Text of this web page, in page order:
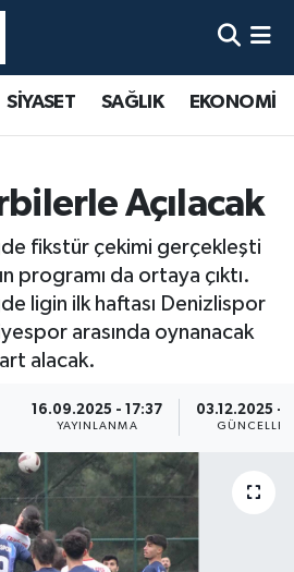
SİYASET SAĞLIK EKONOMİ
Açılacak
fikstür çekimi gerçekleşti
programı da ortaya çıktı.
ligin ilk haftası Denizlispor
arasında oynanacak
alacak.
16.09.2025 - 17:37
YAYINLANMA
03.12.2025 -
Haritası
ve Fikstür